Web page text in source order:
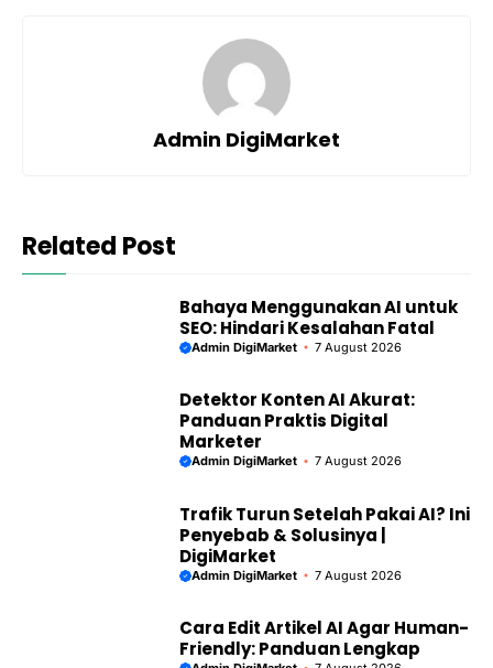
Admin DigiMarket
Related Post
Bahaya Menggunakan AI untuk
SEO: Hindari Kesalahan Fatal
Admin DigiMarket 7 August 2026
Detektor Konten AI Akurat:
Panduan Praktis Digital
Marketer
Admin DigiMarket 7 August 2026
Trafik Turun Setelah Pakai AI? Ini
Penyebab & Solusinya |
DigiMarket
Admin DigiMarket 7 August 2026
Cara Edit Artikel AI Agar Human-
Friendly: Panduan Lengkap